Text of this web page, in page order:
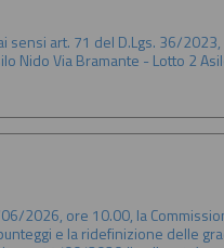
sensi art. 71 del D.Lgs. 36/
Nido Via Bramante - Lotto 2
2026, ore 10.00, la
e la ridefinizione delle